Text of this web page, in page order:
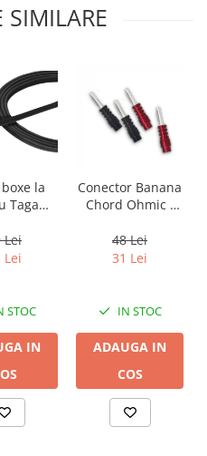
SIMILARE
la
Taga
x 2mm
Lei
Lei
STOC
IN
Conector Banana
Chord Ohmic -
48 Lei
31 Lei
IN STOC
ADAUGA IN
COS